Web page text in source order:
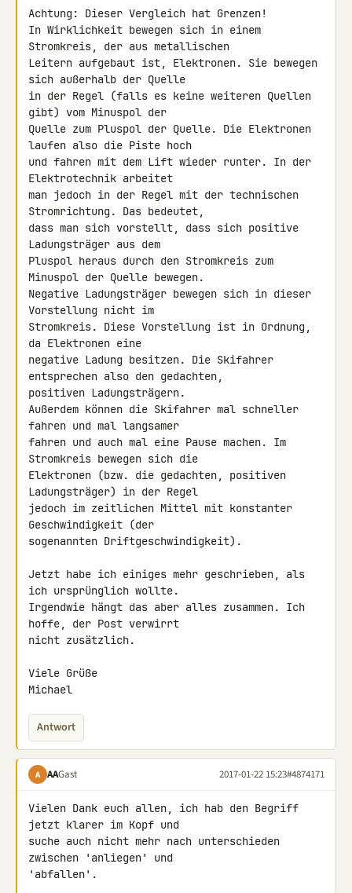
Achtung: Dieser Vergleich hat Grenzen!
In Wirklichkeit bewegen sich in einem
Stromkreis, der aus metallischen
Leitern aufgebaut ist, Elektronen. Sie bewegen
sich außerhalb der Quelle
in der Regel (falls es keine weiteren Quellen
gibt) vom Minuspol der
Quelle zum Pluspol der Quelle. Die Elektronen
laufen also die Piste hoch
und fahren mit dem Lift wieder runter. In der
Elektrotechnik arbeitet
man jedoch in der Regel mit der technischen
Stromrichtung. Das bedeutet,
dass man sich vorstellt, dass sich positive
Ladungsträger aus dem
Pluspol heraus durch den Stromkreis zum
Minuspol der Quelle bewegen.
Negative Ladungsträger bewegen sich in dieser
Vorstellung nicht im
Stromkreis. Diese Vorstellung ist in Ordnung,
da Elektronen eine
negative Ladung besitzen. Die Skifahrer
entsprechen also den gedachten,
positiven Ladungsträgern.
Außerdem können die Skifahrer mal schneller
fahren und mal langsamer
fahren und auch mal eine Pause machen. Im
Stromkreis bewegen sich die
Elektronen (bzw. die gedachten, positiven
Ladungsträger) in der Regel
jedoch im zeitlichen Mittel mit konstanter
Geschwindigkeit (der
sogenannten Driftgeschwindigkeit).
Jetzt habe ich einiges mehr geschrieben, als
ich ursprünglich wollte.
Irgendwie hängt das aber alles zusammen. Ich
hoffe, der Post verwirrt
nicht zusätzlich.
Viele Grüße
Michael
Antwort
A AAGast 2017-01-22 15:23#4874171
Vielen Dank euch allen, ich hab den Begriff
jetzt klarer im Kopf und
suche auch nicht mehr nach unterschieden
zwischen 'anliegen' und
'abfallen'.